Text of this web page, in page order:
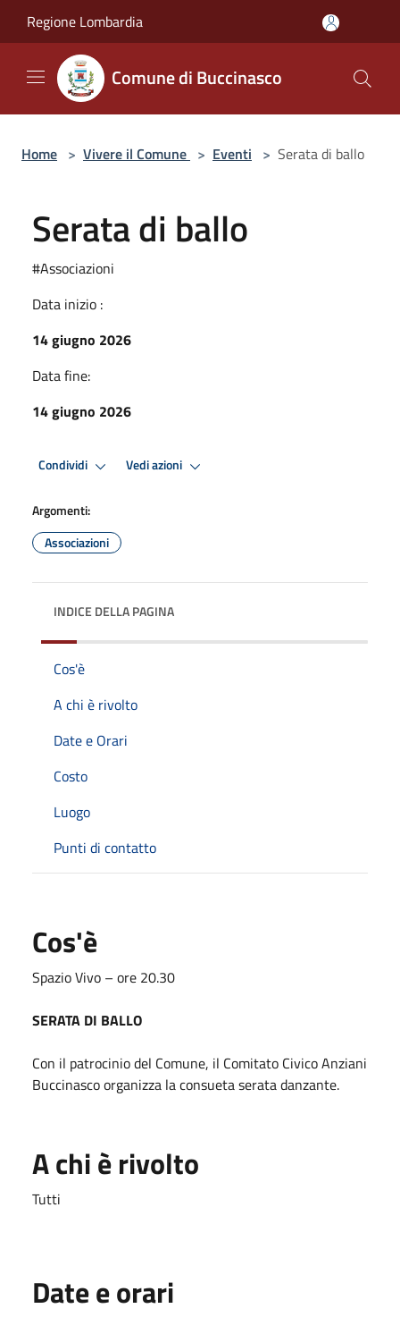
Regione Lombardia
Comune di Buccinasco
Home > Vivere il Comune > Eventi > Serata di ballo
Serata di ballo
#Associazioni
Data inizio :
14 giugno 2026
Data fine:
14 giugno 2026
Condividi Vedi azioni
Argomenti:
Associazioni
INDICE DELLA PAGINA
Cos'è
A chi è rivolto
Date e Orari
Costo
Luogo
Punti di contatto
Cos'è
Spazio Vivo – ore 20.30
SERATA DI BALLO
Con il patrocinio del Comune, il Comitato Civico Anziani
Buccinasco organizza la consueta serata danzante.
A chi è rivolto
Tutti
Date e orari